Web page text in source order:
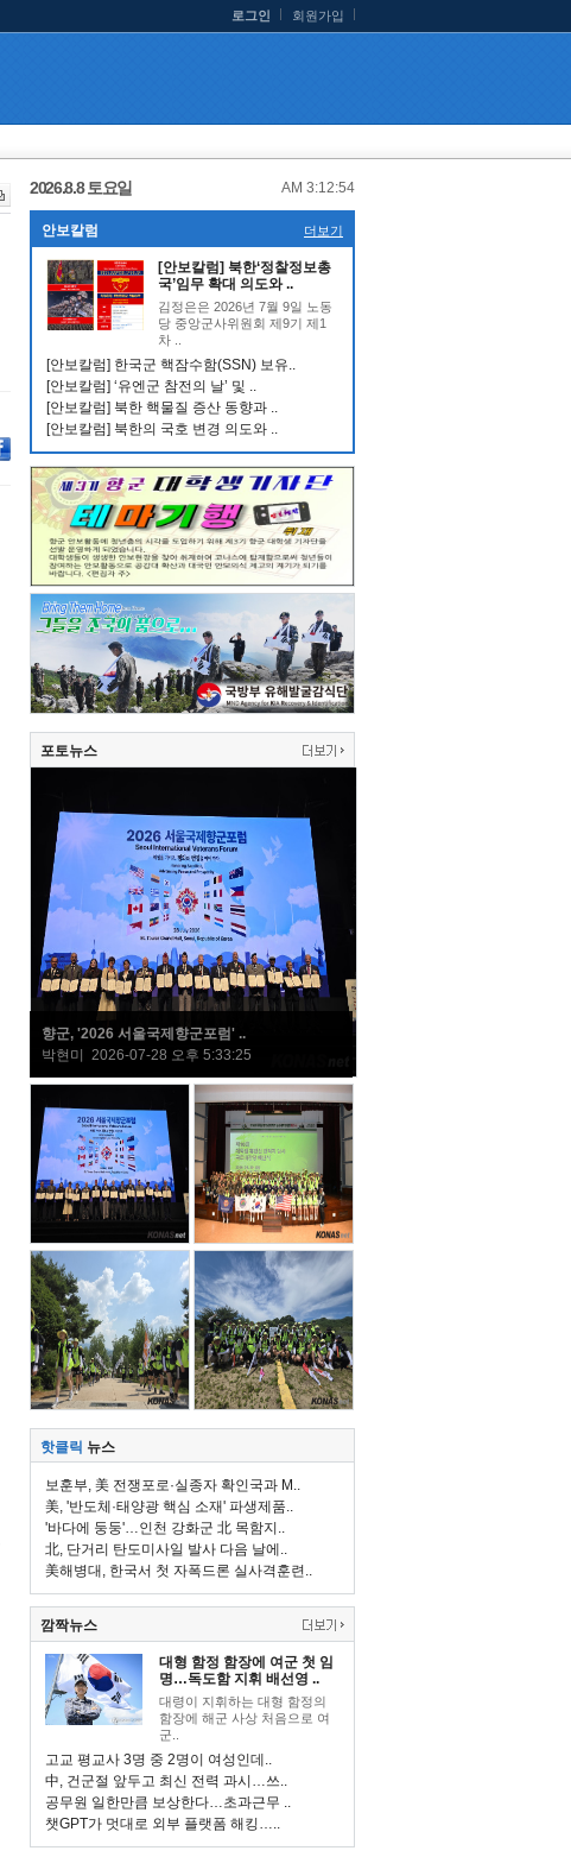
로그인 회원가입
2026.8.8 토요일 AM 3:12:55
안보칼럼 더보기
[안보칼럼] 북한‘정찰정보총
국’임무 확대 의도와 ..
김정은은 2026년 7월 9일 노동
당 중앙군사위원회 제9기 제1
차 ..
[안보칼럼] 한국군 핵잠수함(SSN) 보유..
[안보칼럼] ‘유엔군 참전의 날’ 및 ..
[안보칼럼] 북한 핵물질 증산 동향과 ..
[안보칼럼] 북한의 국호 변경 의도와 ..
포토뉴스
향군, '2026 서울국제향군포럼' ..
박현미 2026-07-28 오후 5:33:25
핫클릭 뉴스
보훈부, 美 전쟁포로·실종자 확인국과 M..
美, '반도체·태양광 핵심 소재' 파생제품..
'바다에 둥둥'…인천 강화군 北 목함지..
北, 단거리 탄도미사일 발사 다음 날에..
美해병대, 한국서 첫 자폭드론 실사격훈련..
깜짝뉴스
대형 함정 함장에 여군 첫 임
명…독도함 지휘 배선영 ..
대령이 지휘하는 대형 함정의
함장에 해군 사상 처음으로 여
군..
고교 평교사 3명 중 2명이 여성인데..
中, 건군절 앞두고 최신 전력 과시…쓰..
공무원 일한만큼 보상한다…초과근무 ..
챗GPT가 멋대로 외부 플랫폼 해킹…..